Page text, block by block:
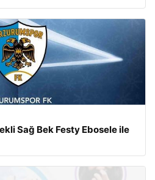
Sağ Bek Festy Ebosele ile